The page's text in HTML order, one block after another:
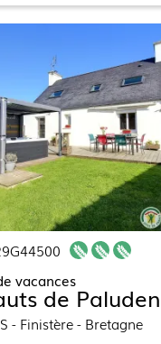
vacances
de Paluden
- Finistère - Bretagne